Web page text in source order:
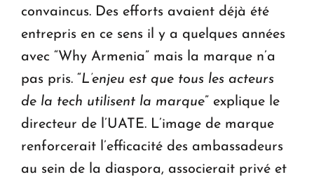
convaincus. Des efforts avaient déjà été
entrepris en ce sens il y a quelques années
avec “Why Armenia” mais la marque n’a
pas pris. “L’enjeu est que tous les acteurs
de la tech utilisent la marque” explique le
directeur de l’UATE. L’image de marque
renforcerait l’efficacité des ambassadeurs
au sein de la diaspora, associerait privé et